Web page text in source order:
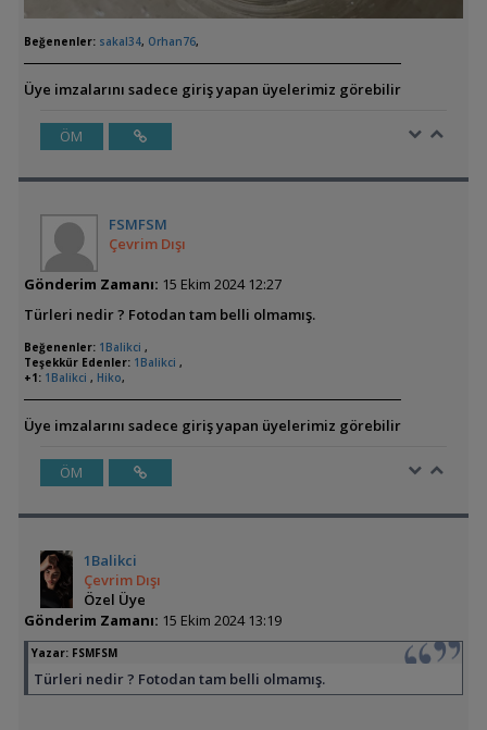
Beğenenler: sakal34, Orhan76,
Üye imzalarını sadece giriş yapan üyelerimiz görebilir
ÖM
FSMFSM
Çevrim Dışı
Gönderim Zamanı: 15 Ekim 2024 12:27
Türleri nedir ? Fotodan tam belli olmamış.
Beğenenler: 1Balikci ,
Teşekkür Edenler: 1Balikci ,
+1: 1Balikci , Hiko,
Üye imzalarını sadece giriş yapan üyelerimiz görebilir
ÖM
1Balikci
Çevrim Dışı
Özel Üye
Gönderim Zamanı: 15 Ekim 2024 13:19
Yazar: FSMFSM
Türleri nedir ? Fotodan tam belli olmamış.